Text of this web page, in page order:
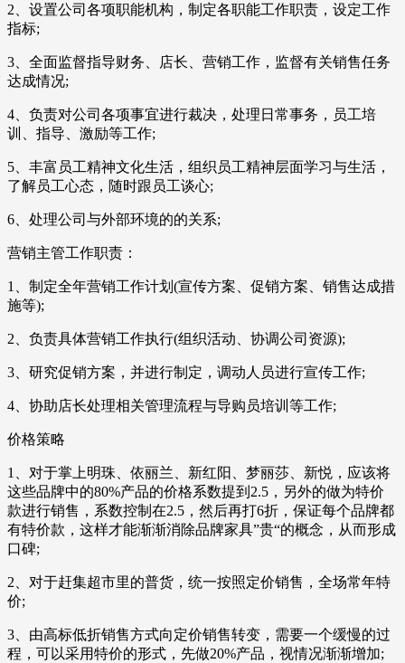
2、设置公司各项职能机构，制定各职能工作职责，设定工作
指标;
3、全面监督指导财务、店长、营销工作，监督有关销售任务
达成情况;
4、负责对公司各项事宜进行裁决，处理日常事务，员工培
训、指导、激励等工作;
5、丰富员工精神文化生活，组织员工精神层面学习与生活，
了解员工心态，随时跟员工谈心;
6、处理公司与外部环境的的关系;
营销主管工作职责：
1、制定全年营销工作计划(宣传方案、促销方案、销售达成措
施等);
2、负责具体营销工作执行(组织活动、协调公司资源);
3、研究促销方案，并进行制定，调动人员进行宣传工作;
4、协助店长处理相关管理流程与导购员培训等工作;
价格策略
1、对于掌上明珠、依丽兰、新红阳、梦丽莎、新悦，应该将
这些品牌中的80%产品的价格系数提到2.5，另外的做为特价
款进行销售，系数控制在2.5，然后再打6折，保证每个品牌都
有特价款，这样才能渐渐消除品牌家具”贵“的概念，从而形成
口碑;
2、对于赶集超市里的普货，统一按照定价销售，全场常年特
价;
3、由高标低折销售方式向定价销售转变，需要一个缓慢的过
程，可以采用特价的形式，先做20%产品，视情况渐渐增加;